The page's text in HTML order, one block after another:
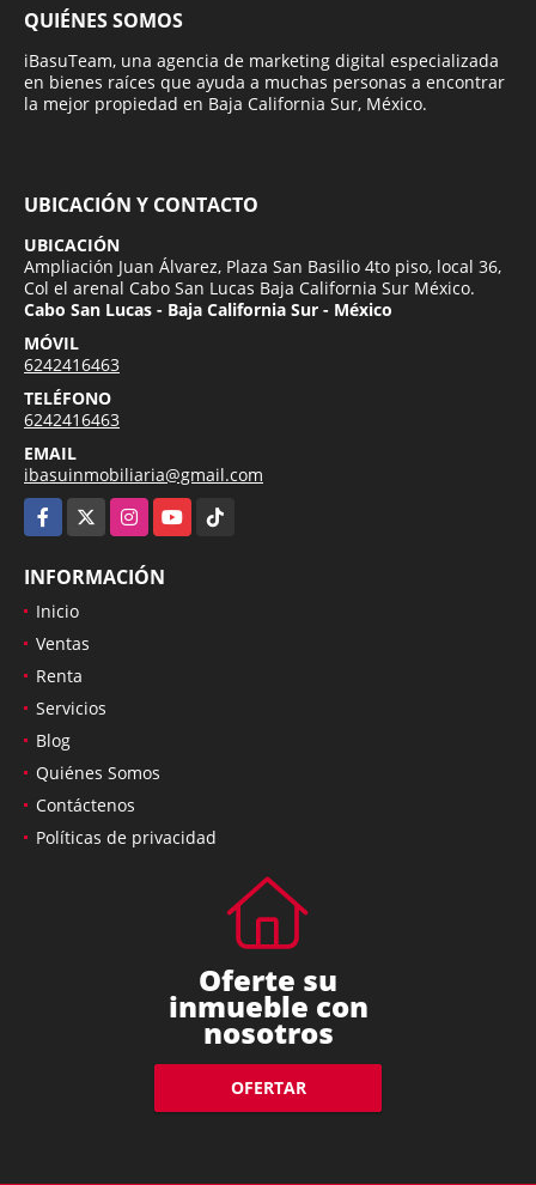
QUIÉNES SOMOS
iBasuTeam, una agencia de marketing digital especializada
en bienes raíces que ayuda a muchas personas a encontrar
la mejor propiedad en Baja California Sur, México.
UBICACIÓN Y CONTACTO
UBICACIÓN
Ampliación Juan Álvarez, Plaza San Basilio 4to piso, local 36,
Col el arenal Cabo San Lucas Baja California Sur México.
Cabo San Lucas - Baja California Sur - México
MÓVIL
6242416463
TELÉFONO
6242416463
EMAIL
ibasuinmobiliaria@gmail.com
Facebook
InstagramYouTubeTikTok
INFORMACIÓN
Inicio
Ventas
Renta
Servicios
Blog
Quiénes Somos
Contáctenos
Políticas de privacidad
Oferte su
inmueble con
nosotros
OFERTAR